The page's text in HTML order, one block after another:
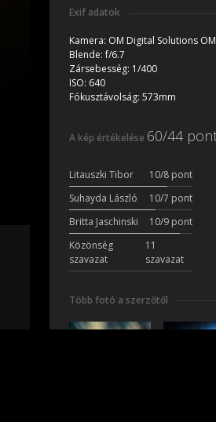
Exif adatok
Kamera: OM Digital Solutions
Blende:f/6.7
Zársebesség: 1/400
ISO: 640
Fókusztávolság: 573mm
A kép értékelése 60/44
Litauszki Tibor 10/8 pont
Suhayda László
10/7 pont
Britta Jaschinski
10/9 pont
Közönség
szavazat
11
szavazat
Több fotó a szerzőtől